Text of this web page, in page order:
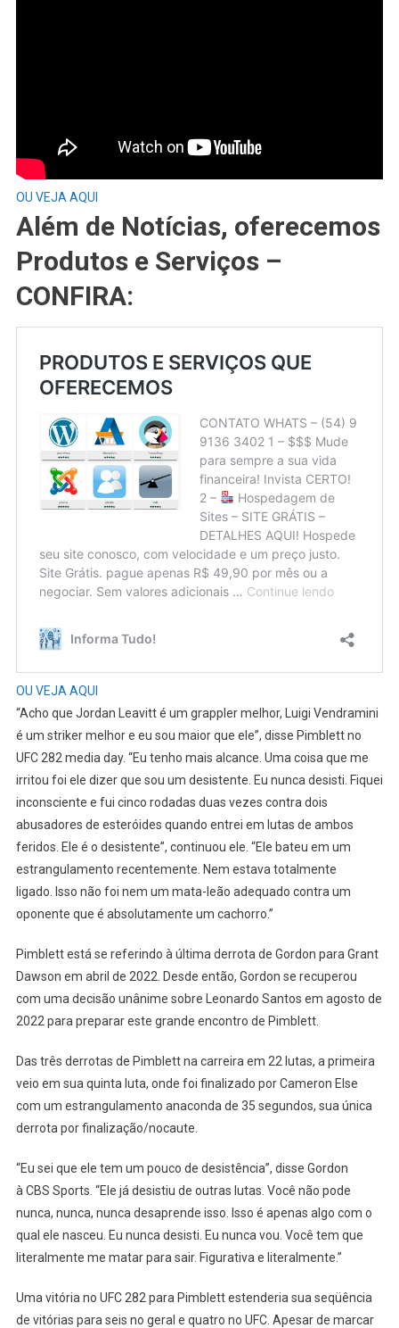
OU VEJA AQUI
Além de Notícias, oferecemos
Produtos e Serviços –
CONFIRA:
OU VEJA AQUI
“Acho que Jordan Leavitt é um grappler melhor, Luigi Vendramini
é um striker melhor e eu sou maior que ele”, disse Pimblett no
UFC 282 media day. “Eu tenho mais alcance. Uma coisa que me
irritou foi ele dizer que sou um desistente. Eu nunca desisti. Fiquei
inconsciente e fui cinco rodadas duas vezes contra dois
abusadores de esteróides quando entrei em lutas de ambos
feridos. Ele é o desistente”, continuou ele. “Ele bateu em um
estrangulamento recentemente. Nem estava totalmente
ligado. Isso não foi nem um mata-leão adequado contra um
oponente que é absolutamente um cachorro.”
Pimblett está se referindo à última derrota de Gordon para Grant
Dawson em abril de 2022. Desde então, Gordon se recuperou
com uma decisão unânime sobre Leonardo Santos em agosto de
2022 para preparar este grande encontro de Pimblett.
Das três derrotas de Pimblett na carreira em 22 lutas, a primeira
veio em sua quinta luta, onde foi finalizado por Cameron Else
com um estrangulamento anaconda de 35 segundos, sua única
derrota por finalização/nocaute.
“Eu sei que ele tem um pouco de desistência”, disse Gordon
à CBS Sports. “Ele já desistiu de outras lutas. Você não pode
nunca, nunca, nunca desaprende isso. Isso é apenas algo com o
qual ele nasceu. Eu nunca desisti. Eu nunca vou. Você tem que
literalmente me matar para sair. Figurativa e literalmente.”
Uma vitória no UFC 282 para Pimblett estenderia sua seqüência
de vitórias para seis no geral e quatro no UFC. Apesar de marcar